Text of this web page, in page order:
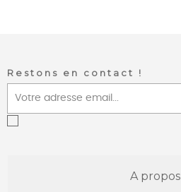
Restons en contact !
A propos